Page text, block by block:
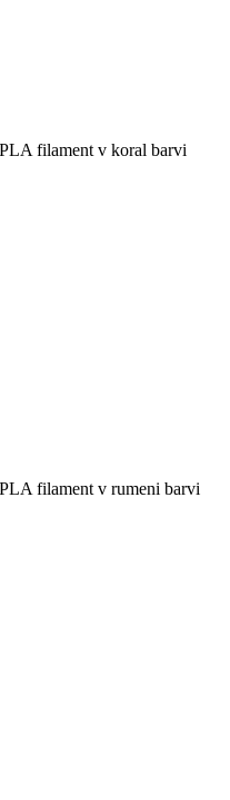
filament v koral barvi
filament v rumeni barvi